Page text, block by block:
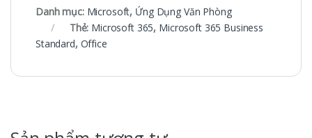
Danh mục: Microsoft, Ứng Dụng Văn Phòng
Thẻ: Microsoft 365, Microsoft 365 Business
Standard, Office